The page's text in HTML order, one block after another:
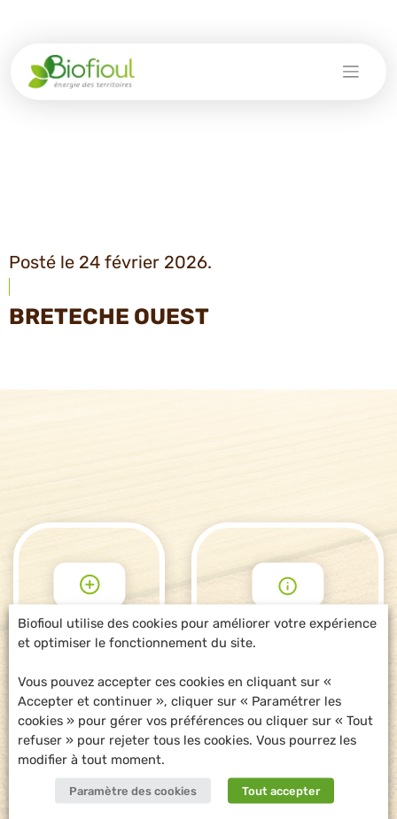
Posté le 24 février 2026.
BRETECHE OUEST
POUR ALLER
PLUS LOIN
DEMANDE
D'INFORMATIONS
Biofioul utilise des cookies pour améliorer votre expérience
et optimiser le fonctionnement du site.
Vous pouvez accepter ces cookies en cliquant sur «
Accepter et continuer », cliquer sur « Paramétrer les
cookies » pour gérer vos préférences ou cliquer sur « Tout
refuser » pour rejeter tous les cookies. Vous pourrez les
modifier à tout moment.
Paramètre des cookies Tout accepter